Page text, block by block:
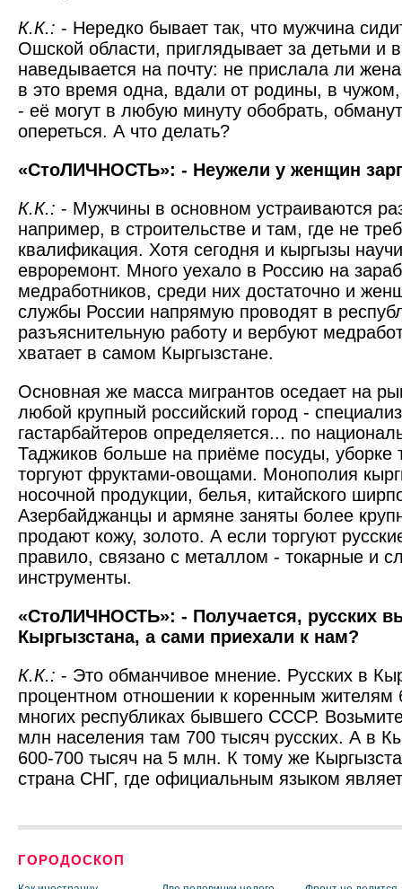
К.К.: - Нередко бывает так, что мужчина
Ошской области, приглядывает за детьми и
наведывается на почту: не прислала ли
в это время одна, вдали от родины, в
- её могут в любую минуту обобрать,
опереться. А что делать?
«СтоЛИЧНОСТЬ»: - Неужели у женщин
К.К.: - Мужчины в основном устраиваются
например, в строительстве и там, где не
квалификация. Хотя сегодня и кыргызы
евроремонт. Много уехало в Россию на
медработников, среди них достаточно и
службы России напрямую проводят в
разъяснительную работу и вербуют
хватает в самом Кыргызстане.
Основная же масса мигрантов оседает на
любой крупный российский город -
гастарбайтеров определяется... по
Таджиков больше на приёме посуды, уборке
торгуют фруктами-овощами. Монополия
носочной продукции, белья, китайского
Азербайджанцы и армяне заняты более
продают кожу, золото. А если торгуют
правило, связано с металлом - токарные и
инструменты.
«СтоЛИЧНОСТЬ»: - Получается, русских
Кыргызстана, а сами приехали к нам?
К.К.: - Это обманчивое мнение. Русских в
процентном отношении к коренным
многих республиках бывшего СССР.
млн населения там 700 тысяч русских. А в
600-700 тысяч на 5 млн. К тому же
страна СНГ, где официальным языком
ГОРОДОСКОП